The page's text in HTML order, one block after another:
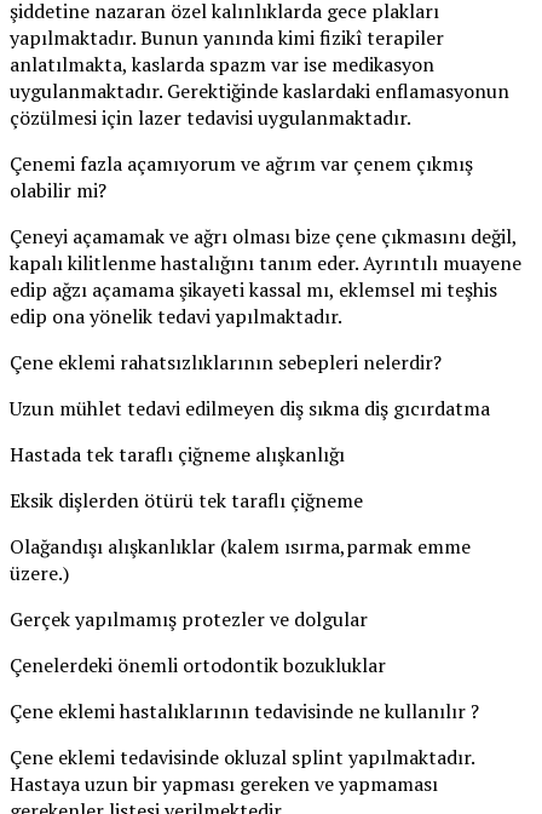
şiddetine nazaran özel kalınlıklarda gece plakları
yapılmaktadır. Bunun yanında kimi fizikî terapiler
anlatılmakta, kaslarda spazm var ise medikasyon
uygulanmaktadır. Gerektiğinde kaslardaki enflamasyonun
çözülmesi için lazer tedavisi uygulanmaktadır.
Çenemi fazla açamıyorum ve ağrım var çenem çıkmış
olabilir mi?
Çeneyi açamamak ve ağrı olması bize çene çıkmasını değil,
kapalı kilitlenme hastalığını tanım eder. Ayrıntılı muayene
edip ağzı açamama şikayeti kassal mı, eklemsel mi teşhis
edip ona yönelik tedavi yapılmaktadır.
Çene eklemi rahatsızlıklarının sebepleri nelerdir?
Uzun mühlet tedavi edilmeyen diş sıkma diş gıcırdatma
Hastada tek taraflı çiğneme alışkanlığı
Eksik dişlerden ötürü tek taraflı çiğneme
Olağandışı alışkanlıklar (kalem ısırma,parmak emme
üzere.)
Gerçek yapılmamış protezler ve dolgular
Çenelerdeki önemli ortodontik bozukluklar
Çene eklemi hastalıklarının tedavisinde ne kullanılır ?
Çene eklemi tedavisinde okluzal splint yapılmaktadır.
Hastaya uzun bir yapması gereken ve yapmaması